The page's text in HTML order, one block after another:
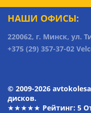
НАШИ ОФИСЫ:
220062, г. Минск, ул.
+375 (29) 357-37-02
© 2009-2026
дисков.
★★★★★ Рейтинг: 5